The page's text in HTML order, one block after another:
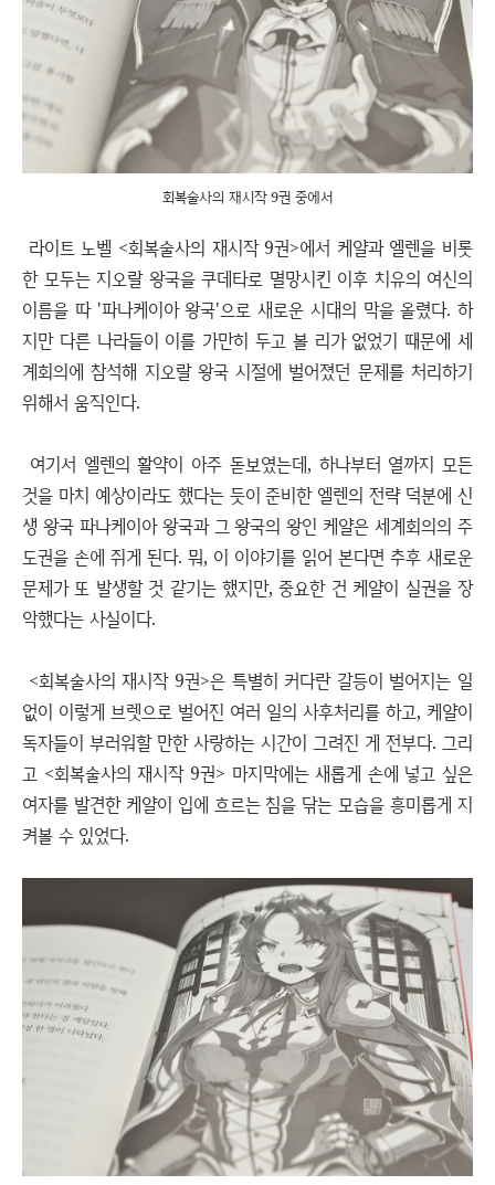
회복술사의 재시작 9권 중에서
라이트 노벨 <회복술사의 재시작 9권>에서 케얄과 엘렌을 비롯
한 모두는 지오랄 왕국을 쿠데타로 멸망시킨 이후 치유의 여신의
이름을 따 '파나케이아 왕국'으로 새로운 시대의 막을 올렸다. 하
지만 다른 나라들이 이를 가만히 두고 볼 리가 없었기 때문에 세
계회의에 참석해 지오랄 왕국 시절에 벌어졌던 문제를 처리하기
위해서 움직인다.
여기서 엘렌의 활약이 아주 돋보였는데, 하나부터 열까지 모든
것을 마치 예상이라도 했다는 듯이 준비한 엘렌의 전략 덕분에 신
생 왕국 파나케이아 왕국과 그 왕국의 왕인 케얄은 세계회의의 주
도권을 손에 쥐게 된다. 뭐, 이 이야기를 읽어 본다면 추후 새로운
문제가 또 발생할 것 같기는 했지만, 중요한 건 케얄이 실권을 장
악했다는 사실이다.
<회복술사의 재시작 9권>은 특별히 커다란 갈등이 벌어지는 일
없이 이렇게 브렛으로 벌어진 여러 일의 사후처리를 하고, 케얄이
독자들이 부러워할 만한 사랑하는 시간이 그려진 게 전부다. 그리
고 <회복술사의 재시작 9권> 마지막에는 새롭게 손에 넣고 싶은
여자를 발견한 케얄이 입에 흐르는 침을 닦는 모습을 흥미롭게 지
켜볼 수 있었다.